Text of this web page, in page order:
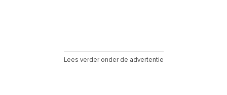
Lees verder onder de advertentie